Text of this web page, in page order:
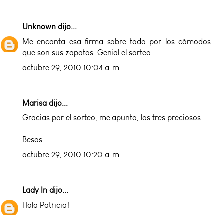
Unknown dijo...
Me encanta esa firma sobre todo por los cómodos
que son sus zapatos. Genial el sorteo
octubre 29, 2010 10:04 a. m.
Marisa dijo...
Gracias por el sorteo, me apunto, los tres preciosos.
Besos.
octubre 29, 2010 10:20 a. m.
Lady In dijo...
Hola Patricia!